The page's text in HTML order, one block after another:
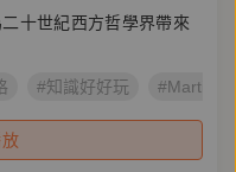
十世紀西方哲學界帶來
#知識好好玩 #Martin